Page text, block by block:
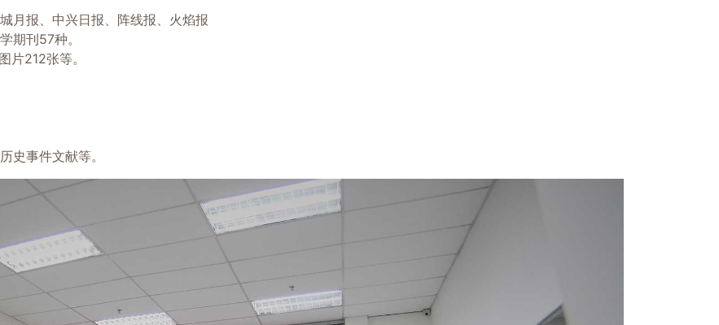
月报、中兴日报、阵线报、火焰报
期刊57种。
片212张等。
史事件文献等。